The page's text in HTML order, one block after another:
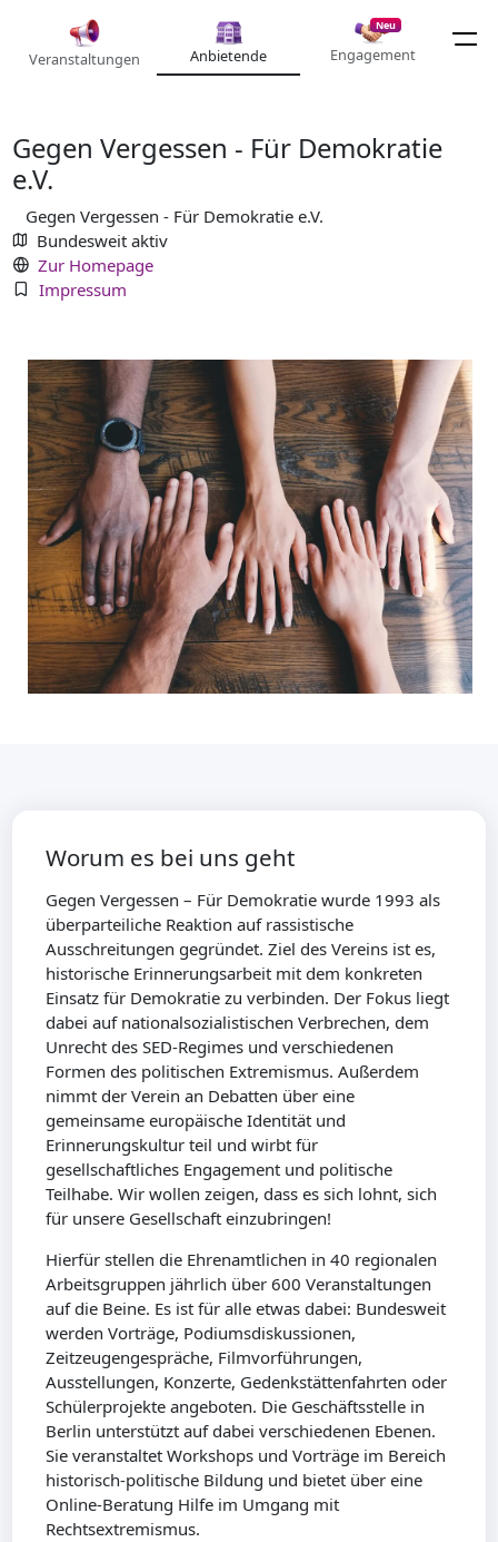
Veranstaltungen Anbietende
Neu
Engagement
Gegen Vergessen - Für Demokratie
e.V.
Gegen Vergessen - Für Demokratie e.V.
Bundesweit aktiv
Zur Homepage
Impressum
Worum es bei uns geht
Gegen Vergessen – Für Demokratie wurde 1993 als
überparteiliche Reaktion auf rassistische
Ausschreitungen gegründet. Ziel des Vereins ist es,
historische Erinnerungsarbeit mit dem konkreten
Einsatz für Demokratie zu verbinden. Der Fokus liegt
dabei auf nationalsozialistischen Verbrechen, dem
Unrecht des SED-Regimes und verschiedenen
Formen des politischen Extremismus. Außerdem
nimmt der Verein an Debatten über eine
gemeinsame europäische Identität und
Erinnerungskultur teil und wirbt für
gesellschaftliches Engagement und politische
Teilhabe. Wir wollen zeigen, dass es sich lohnt, sich
für unsere Gesellschaft einzubringen!
Hierfür stellen die Ehrenamtlichen in 40 regionalen
Arbeitsgruppen jährlich über 600 Veranstaltungen
auf die Beine. Es ist für alle etwas dabei: Bundesweit
werden Vorträge, Podiumsdiskussionen,
Zeitzeugengespräche, Filmvorführungen,
Ausstellungen, Konzerte, Gedenkstättenfahrten oder
Schülerprojekte angeboten. Die Geschäftsstelle in
Berlin unterstützt auf dabei verschiedenen Ebenen.
Sie veranstaltet Workshops und Vorträge im Bereich
historisch-politische Bildung und bietet über eine
Online-Beratung Hilfe im Umgang mit
Rechtsextremismus.